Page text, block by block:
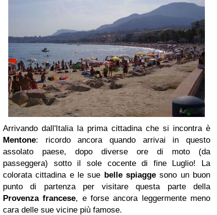
Arrivando dall'Italia la prima cittadina che si incontra è
Mentone: ricordo ancora quando arrivai in questo
assolato paese, dopo diverse ore di moto (da
passeggera) sotto il sole cocente di fine Luglio! La
colorata cittadina e le sue belle spiagge sono un buon
punto di partenza per visitare questa parte della
Provenza francese, e forse ancora leggermente meno
cara delle sue vicine più famose.